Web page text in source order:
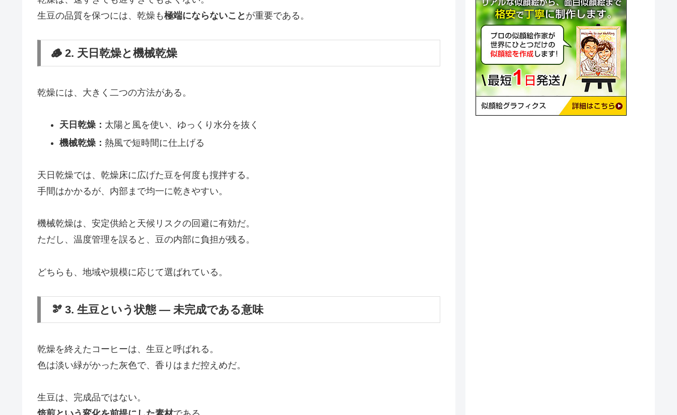
生豆の品質を保つには、乾燥も極端にならないこと が重要である。
🪵 2. 天日乾燥と機械乾燥
乾燥には、大きく二つの方法がある。
天日乾燥： 太陽と風を使い、ゆっくり水分を抜く
機械乾燥： 熱風で短時間に仕上げる
天日乾燥では、乾燥床に広げた豆を何度も撹拌する。
手間はかかるが、内部まで均一に乾きやすい。
機械乾燥は、安定供給と天候リスクの回避に有効だ。
ただし、温度管理を誤ると、豆の内部に負担が残る。
どちらも、地域や規模に応じて選ばれている。
🫘 3. 生豆という状態 ― 未完成である意味
乾燥を終えたコーヒーは、生豆と呼ばれる。
色は淡い緑がかった灰色で、香りはまだ控えめだ。
生豆は、完成品ではない。